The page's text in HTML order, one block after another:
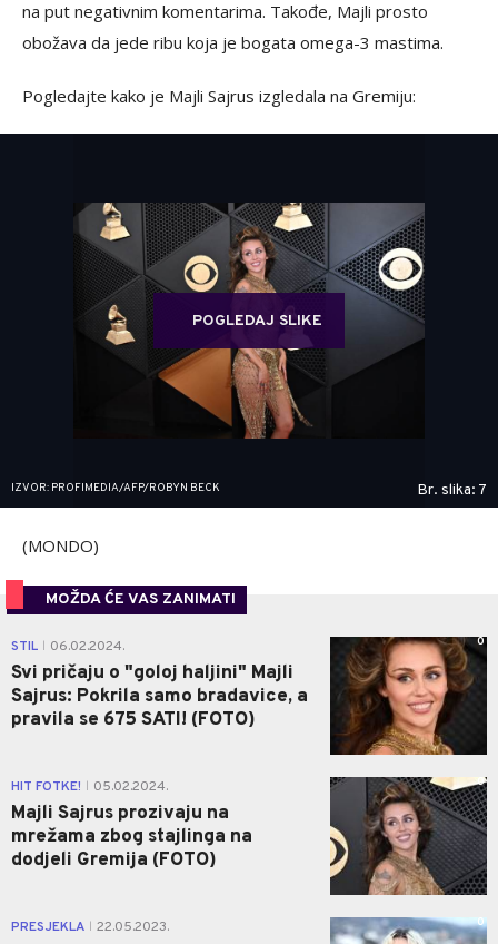
na put negativnim komentarima. Takođe, Majli prosto
obožava da jede ribu koja je bogata omega-3 mastima.
Pogledajte kako je Majli Sajrus izgledala na Gremiju:
POGLEDAJ SLIKE
IZVOR: PROFIMEDIA/AFP/ROBYN BECK Br. slika: 7
(MONDO)
MOŽDA ĆE VAS ZANIMATI
STIL 06.02.2024.
Svi pričaju o "goloj haljini" Majli
Sajrus: Pokrila samo bradavice, a
pravila se 675 SATI! (FOTO)
0
HIT FOTKE! 05.02.2024.
Majli Sajrus prozivaju na
mrežama zbog stajlinga na
dodjeli Gremija (FOTO)
0
PRESJEKLA 22.05.2023. 0